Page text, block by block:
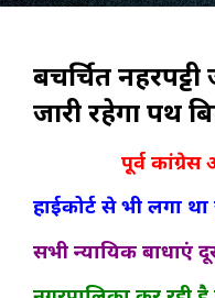
बहुचर्चित
जारी रहेगा पथ
पूर्व
हाईकोर्ट से भी लगा था
सभी न्यायिक बाधाएं